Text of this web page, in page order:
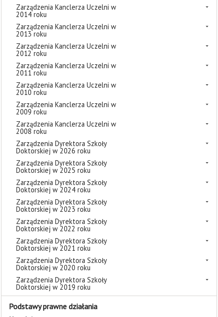
Zarządzenia Kanclerza Uczelni w
2014 roku
Zarządzenia Kanclerza Uczelni w
2013 roku
Zarządzenia Kanclerza Uczelni w
2012 roku
Zarządzenia Kanclerza Uczelni w
2011 roku
Zarządzenia Kanclerza Uczelni w
2010 roku
Zarządzenia Kanclerza Uczelni w
2009 roku
Zarządzenia Kanclerza Uczelni w
2008 roku
Zarządzenia Dyrektora Szkoły
Doktorskiej w 2026 roku
Zarządzenia Dyrektora Szkoły
Doktorskiej w 2025 roku
Zarządzenia Dyrektora Szkoły
Doktorskiej w 2024 roku
Zarządzenia Dyrektora Szkoły
Doktorskiej w 2023 roku
Zarządzenia Dyrektora Szkoły
Doktorskiej w 2022 roku
Zarządzenia Dyrektora Szkoły
Doktorskiej w 2021 roku
Zarządzenia Dyrektora Szkoły
Doktorskiej w 2020 roku
Zarządzenia Dyrektora Szkoły
Doktorskiej w 2019 roku
Podstawy prawne działania